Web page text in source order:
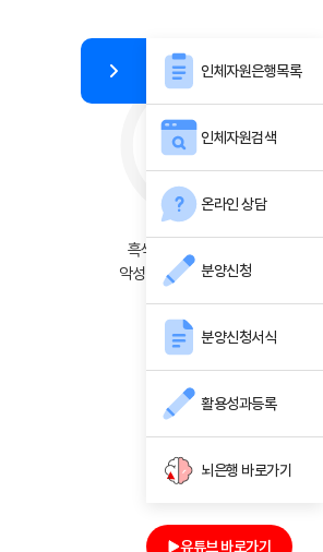
흑색종 및 기타 피부의
악성 신생물(C43-C44)
인체자원은행목록
인체자원검색
온라인 상담
분양신청
분양신청서식
활용성과등록
뇌은행 바로가기
유튜브 바로가기